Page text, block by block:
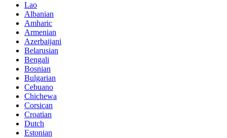
Lao
Albanian
Amharic
Armenian
Azerbaijani
Belarusian
Bengali
Bosnian
Bulgarian
Cebuano
Chichewa
Corsican
Croatian
Dutch
Estonian